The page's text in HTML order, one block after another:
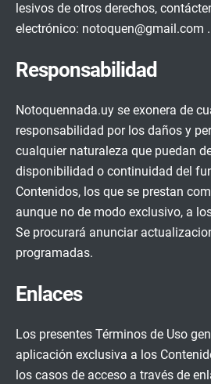
lesivos de otros derechos,
electrónico: notoquen@gmail.com .
Responsabilidad
Notoquennada.uy se exonera de
responsabilidad por los daños y
cualquier naturaleza que puedan
disponibilidad o continuidad del
Contenidos, los que se prestan
aunque no de modo exclusivo, a
Se procurará anunciar
programadas.
Enlaces
Los presentes Términos de Uso
aplicación exclusiva a los
los casos de acceso a través de